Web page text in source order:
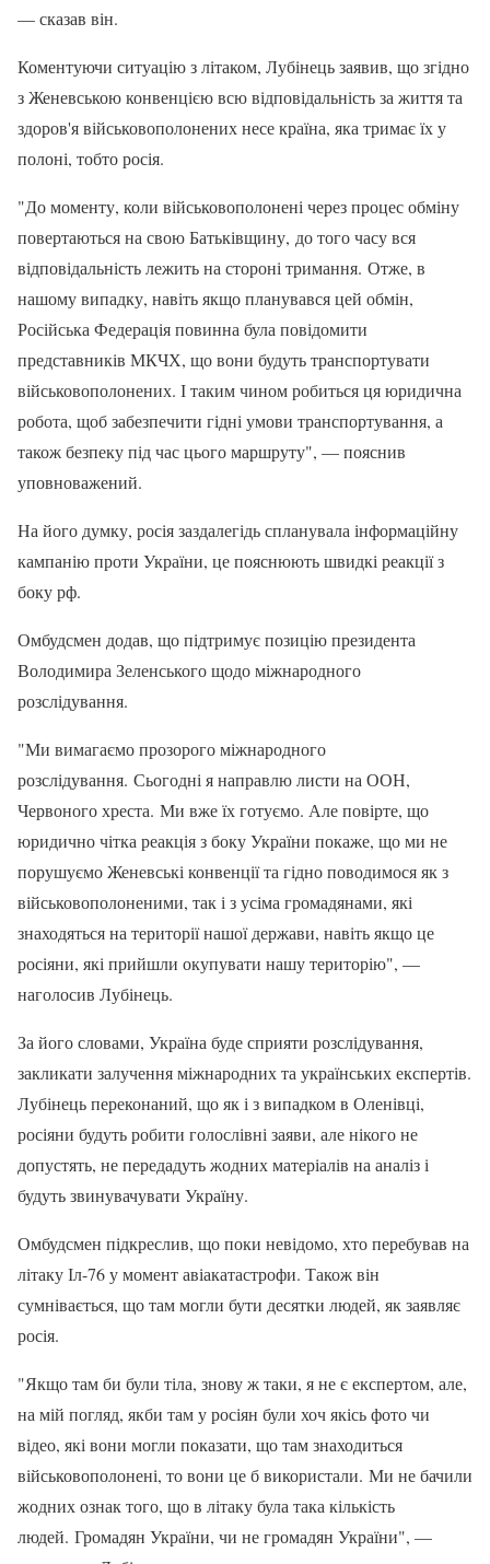
— сказав він.
Коментуючи ситуацію з літаком, Лубінець заявив, що згідно
з Женевською конвенцією всю відповідальність за життя та
здоров'я військовополонених несе країна, яка тримає їх у
полоні, тобто росія.
"До моменту, коли військовополонені через процес обміну
повертаються на свою Батьківщину, до того часу вся
відповідальність лежить на стороні тримання. Отже, в
нашому випадку, навіть якщо планувався цей обмін,
Російська Федерація повинна була повідомити
представників МКЧХ, що вони будуть транспортувати
військовополонених. І таким чином робиться ця юридична
робота, щоб забезпечити гідні умови транспортування, а
також безпеку під час цього маршруту", — пояснив
уповноважений.
На його думку, росія заздалегідь спланувала інформаційну
кампанію проти України, це пояснюють швидкі реакції з
боку рф.
Омбудсмен додав, що підтримує позицію президента
Володимира Зеленського щодо міжнародного
розслідування.
"Ми вимагаємо прозорого міжнародного
розслідування. Сьогодні я направлю листи на ООН,
Червоного хреста. Ми вже їх готуємо. Але повірте, що
юридично чітка реакція з боку України покаже, що ми не
порушуємо Женевські конвенції та гідно поводимося як з
військовополоненими, так і з усіма громадянами, які
знаходяться на території нашої держави, навіть якщо це
росіяни, які прийшли окупувати нашу територію", —
наголосив Лубінець.
За його словами, Україна буде сприяти розслідування,
закликати залучення міжнародних та українських експертів.
Лубінець переконаний, що як і з випадком в Оленівці,
росіяни будуть робити голослівні заяви, але нікого не
допустять, не передадуть жодних матеріалів на аналіз і
будуть звинувачувати Україну.
Омбудсмен підкреслив, що поки невідомо, хто перебував на
літаку Іл-76 у момент авіакатастрофи. Також він
сумнівається, що там могли бути десятки людей, як заявляє
росія.
"Якщо там би були тіла, знову ж таки, я не є експертом, але,
на мій погляд, якби там у росіян були хоч якісь фото чи
відео, які вони могли показати, що там знаходиться
військовополонені, то вони це б використали. Ми не бачили
жодних ознак того, що в літаку була така кількість
людей. Громадян України, чи не громадян України", —